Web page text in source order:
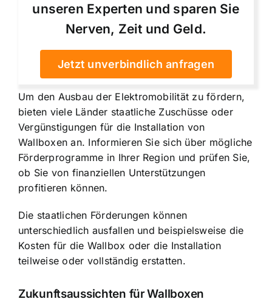
unseren Experten und sparen Sie
Nerven, Zeit und Geld.
Jetzt unverbindlich anfragen
Um den Ausbau der Elektromobilität zu fördern,
bieten viele Länder staatliche Zuschüsse oder
Vergünstigungen für die Installation von
Wallboxen an. Informieren Sie sich über mögliche
Förderprogramme in Ihrer Region und prüfen Sie,
ob Sie von finanziellen Unterstützungen
profitieren können.
Die staatlichen Förderungen können
unterschiedlich ausfallen und beispielsweise die
Kosten für die Wallbox oder die Installation
teilweise oder vollständig erstatten.
Zukunftsaussichten für Wallboxen